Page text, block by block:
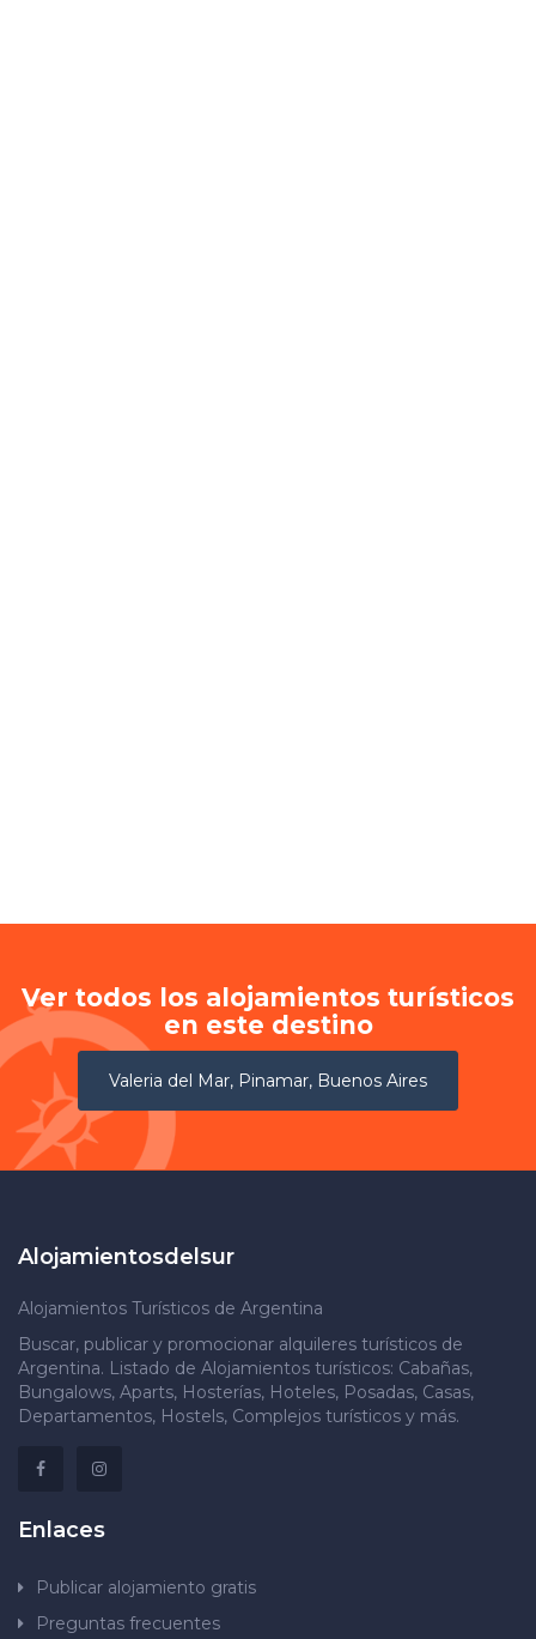
Ver todos los alojamientos turísticos
en este destino
Valeria del Mar, Pinamar, Buenos Aires
Alojamientosdelsur
Alojamientos Turísticos de Argentina
Buscar, publicar y promocionar alquileres turísticos de
Argentina. Listado de Alojamientos turísticos: Cabañas,
Bungalows, Aparts, Hosterías, Hoteles, Posadas, Casas,
Departamentos, Hostels, Complejos turísticos y más.
Enlaces
Publicar alojamiento gratis
Preguntas frecuentes